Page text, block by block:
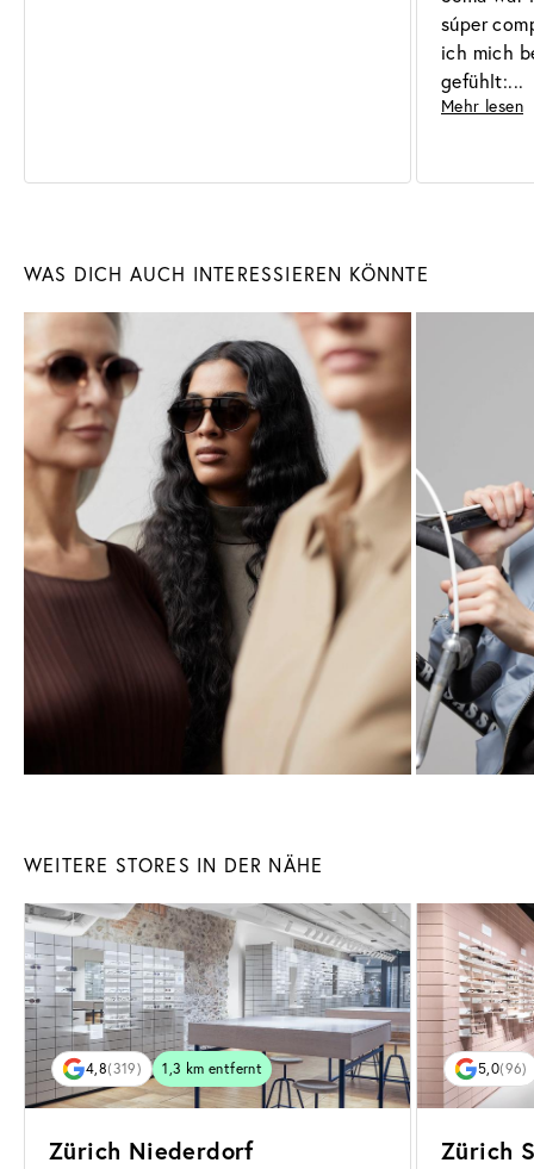
súper
ich mich
gefühlt:
Mehr lesen
WAS DICH AUCH INTERESSIEREN KÖNNTE
Sonnenbrillen
WEITERE STORES IN DER NÄHE
4,8(319) 1,3 km entfernt
Zürich Niederdorf
5,0(96)
Zürich